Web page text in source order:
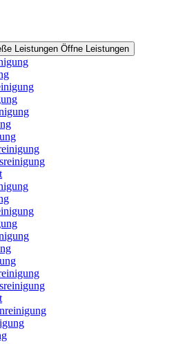
Leistungen Öffne Leistungen